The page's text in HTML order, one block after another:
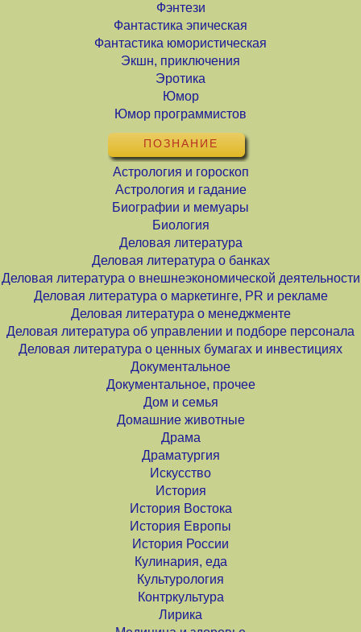
Фэнтези
Фантастика эпическая
Фантастика юмористическая
Экшн, приключения
Эротика
Юмор
Юмор программистов
ПОЗНАНИЕ
Астрология и гороскоп
Астрология и гадание
Биографии и мемуары
Биология
Деловая литература
Деловая литература о банках
Деловая литература о внешнеэкономической деятельности
Деловая литература о маркетинге, PR и рекламе
Деловая литература о менеджменте
Деловая литература об управлении и подборе персонала
Деловая литература о ценных бумагах и инвестициях
Документальное
Документальное, прочее
Дом и семья
Домашние животные
Драма
Драматургия
Искусство
История
История Востока
История Европы
История России
Кулинария, еда
Культурология
Контркультура
Лирика